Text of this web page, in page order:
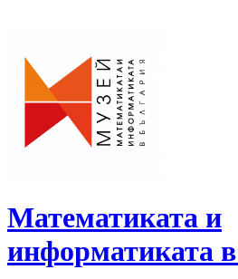
Математиката и
информатиката